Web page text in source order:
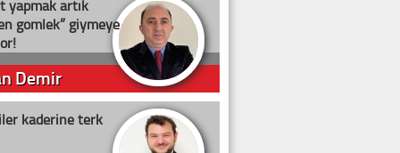
yapmak artık
gömlek” giymeye
Demir
kaderine terk